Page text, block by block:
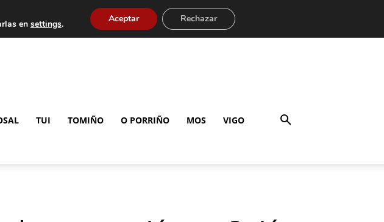
TUI TOMIÑO O PORRIÑO MOS VIGO
en settings. Aceptar Rechazar